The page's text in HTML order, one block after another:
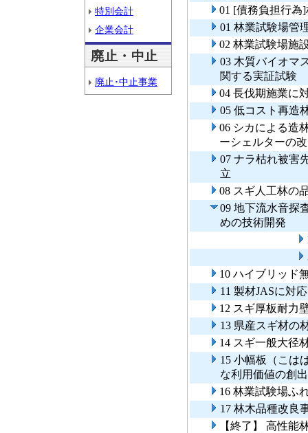
特別会計
企業会計
廃止・中止
廃止･中止事業
01 [債務負担行為
01 林業試験場管
02 林業試験場施
03 木質バイオマ
関する実証試験
04 長伐期施業に
05 低コスト再造
06 シカによる造
ーシェルターの
07 ナラ枯れ被害
立
08 スギ人工林の
09 地下流水音探
めの技術開発
10 ハイブリッド
11 製材JASに対
12 スギ厚板耐力
13 県産スギ材の
14 スギ一般大径
15 小幅板（こは
な利用価値の創出
16 林業試験場ふ
17 林木品種改良
【終了】 高性能